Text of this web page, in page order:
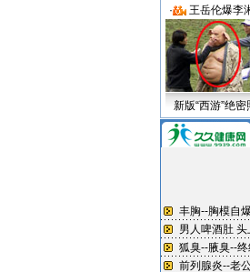
·
王岳伦爆李
新版“西游”绝密